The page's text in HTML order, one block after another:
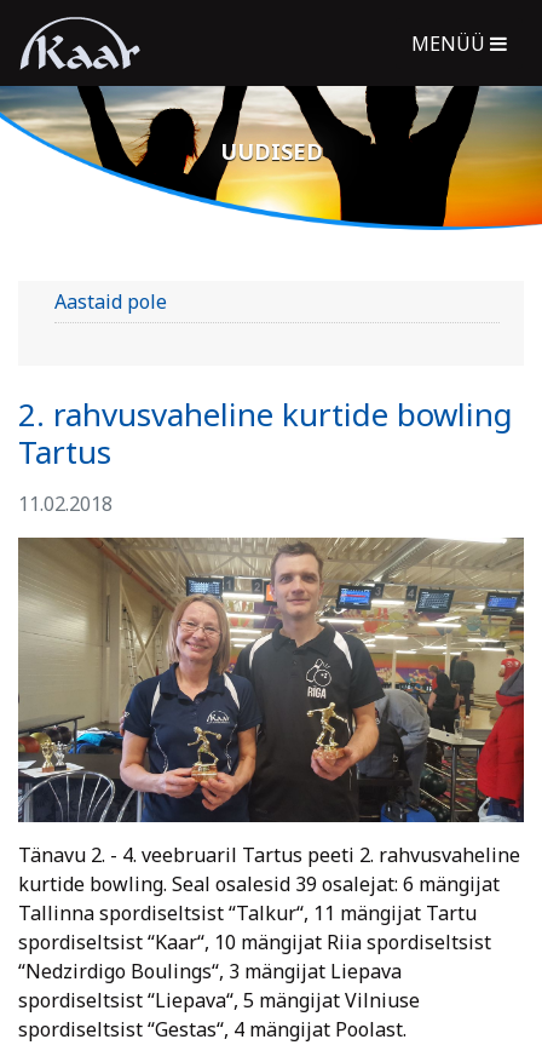
MENÜÜ
UUDISED
Aastaid pole
2. rahvusvaheline kurtide bowling
Tartus
11.02.2018
Tänavu 2. - 4. veebruaril Tartus peeti 2. rahvusvaheline
kurtide bowling. Seal osalesid 39 osalejat: 6 mängijat
Tallinna spordiseltsist “Talkur“, 11 mängijat Tartu
spordiseltsist “Kaar“, 10 mängijat Riia spordiseltsist
“Nedzirdigo Boulings“, 3 mängijat Liepava
spordiseltsist “Liepava“, 5 mängijat Vilniuse
spordiseltsist “Gestas“, 4 mängijat Poolast.